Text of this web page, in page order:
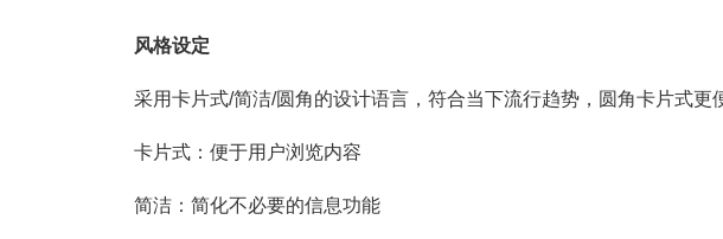
风格设定
采用卡片式/简洁/圆角的设计语言，符合当下流行趋势，圆角卡片式更
卡片式：便于用户浏览内容
简洁：简化不必要的信息功能